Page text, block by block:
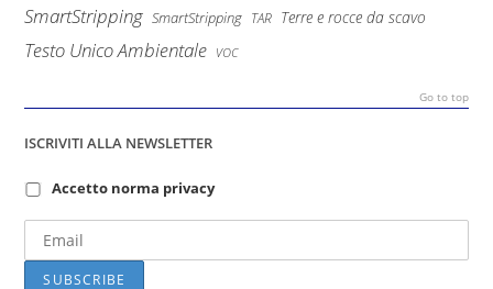
SmartStripping SmartStripping TAR Terre e rocce da scavo
Testo Unico Ambientale VOC
Go to top
ISCRIVITI ALLA NEWSLETTER
Accetto norma privacy